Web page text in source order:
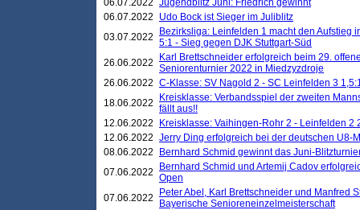
06.07.2022 Jugendblitz Juni: Friedrich gewinnt
06.07.2022
Udo Bock ist Sieger im Juliblitz
03.07.2022
Bezirksliga: Leinfelden 1 macht den Aufstieg
5:1 - Sieg gegen DJK Stuttgart-Süd
26.06.2022
Karl Brettschneider erfolgreich beim 29.
Seniorenturnier 2022 in Miedzyzdroje
26.06.2022 C-Klasse: SV Nagold 2 - SC Leinfelden 3
18.06.2022
Kreisklasse: Verbandsspiel der zweiten
fällt aus!!
12.06.2022
Kreisklasse: Vaihingen-Rohr 2 - Leinfelden 2
12.06.2022 Jerry Ding erfolgreich bei der deutschen U8-
08.06.2022
Bernhard Schmid gewinnt das Juni-
07.06.2022
Bernhard Schmid und Artemij Cadov
Open
07.06.2022
Peter Abel, Karl Brettschneider und Manfred
Bayerische Senioreneinzelmeisterschaft